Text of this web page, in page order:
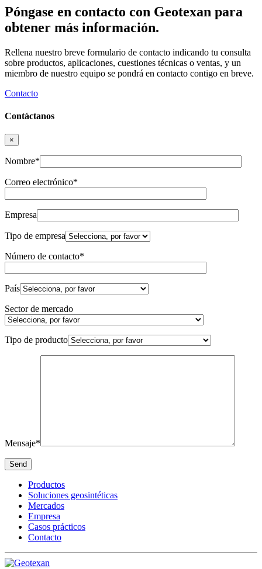
Póngase en contacto con Geotexan para
obtener más información.
Rellena nuestro breve formulario de contacto indicando tu consulta
sobre productos, aplicaciones, cuestiones técnicas o ventas, y un
miembro de nuestro equipo se pondrá en contacto contigo en breve.
Contacto
Contáctanos
×
Nombre*
Correo electrónico*
Empresa
Tipo de empresa
Número de contacto*
País
Sector de mercado
Tipo de producto
Mensaje*
Productos
Soluciones geosintéticas
Mercados
Empresa
Casos prácticos
Contacto